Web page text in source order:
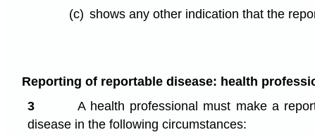
(c) shows any other indication that the
Reporting of reportable disease: health
3
A health professional must make a
disease in the following circumstances: